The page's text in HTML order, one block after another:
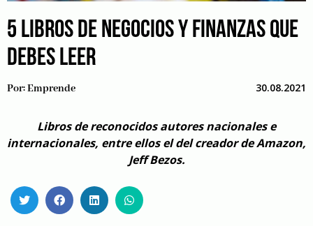
5 LIBROS DE NEGOCIOS Y FINANZAS QUE
DEBES LEER
Por:Emprende 30.08.2021
Libros de reconocidos autores nacionales e
internacionales, entre ellos el del creador de Amazon,
Jeff Bezos.